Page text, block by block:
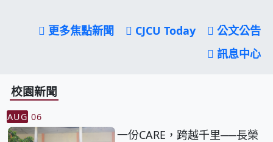
更多焦點新聞 CJCU Today
公文公告
訊息中心
校園新聞
AUG 06
一份CARE，跨越千里──長榮